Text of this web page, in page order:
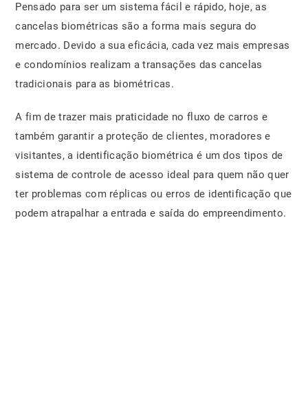
Pensado para ser um sistema fácil e rápido, hoje, as
cancelas biométricas são a forma mais segura do
mercado. Devido a sua eficácia, cada vez mais empresas
e condomínios realizam a transações das cancelas
tradicionais para as biométricas.
A fim de trazer mais praticidade no fluxo de carros e
também garantir a proteção de clientes, moradores e
visitantes, a identificação biométrica é um dos tipos de
sistema de controle de acesso ideal para quem não quer
ter problemas com réplicas ou erros de identificação que
podem atrapalhar a entrada e saída do empreendimento.